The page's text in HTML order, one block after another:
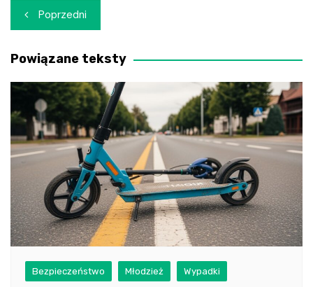
Nawigacja
wpisu
Poprzedni
Powiązane teksty
Bezpieczeństwo Młodzież Wypadki